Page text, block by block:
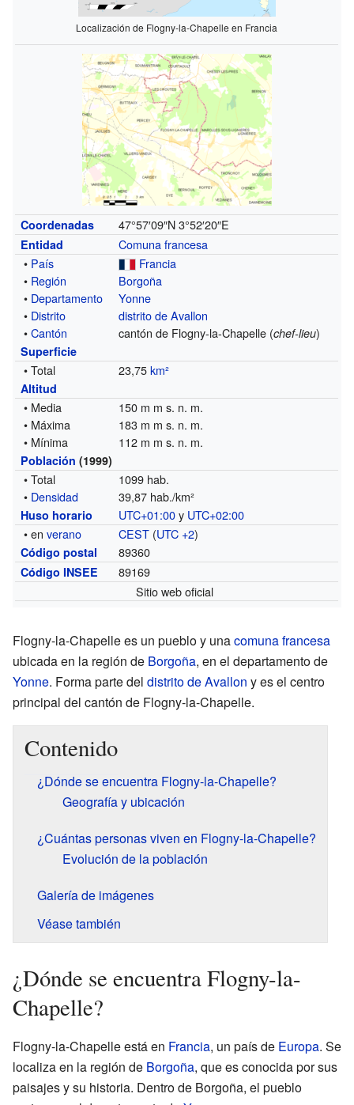
Localización de Flogny-la-Chapelle en Francia
Coordenadas 47°57′09″N 3°52′20″E
Entidad
Comuna francesa
• País
Francia
• Región
Borgoña
• Departamento
Yonne
• Distrito
distrito de Avallon
•Cantón cantón de Flogny-la-Chapelle (chef-lieu)
Superficie
• Total 23,75km²
Altitud
• Media
150 m m s. n. m.
• Máxima
183 m m s. n. m.
• Mínima
112 m m s. n. m.
Población (1999)
• Total
1099 hab.
• Densidad 39,87 hab./km²
Huso horario UTC+01:00y UTC+02:00
• enverano CEST (UTC +2)
Código postal 89360
Código INSEE
89169
Sitio web oficial
Flogny-la-Chapelle es un pueblo y unacomuna francesa
ubicada en la región de Borgoña, en el departamento de
Yonne. Forma parte del distrito de Avallon y es el centro
principal del cantón de Flogny-la-Chapelle.
Contenido
¿Dónde se encuentra Flogny-la-Chapelle?
Geografía y ubicación
¿Cuántas personas viven en Flogny-la-Chapelle?
Evolución de la población
Galería de imágenes
Véase también
¿Dónde se encuentra Flogny-la-
Chapelle?
Flogny-la-Chapelle está en Francia, un país de Europa. Se
localiza en la región de Borgoña, que es conocida por sus
paisajes y su historia. Dentro de Borgoña, el pueblo